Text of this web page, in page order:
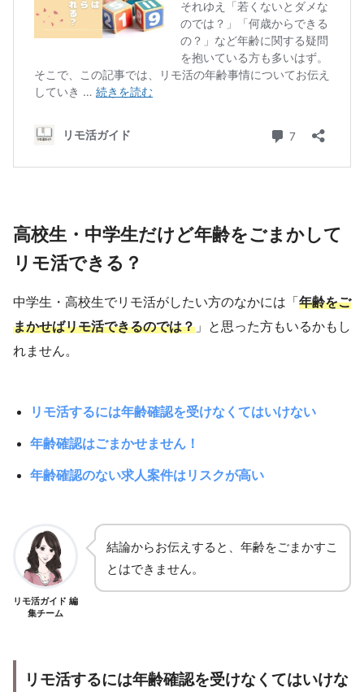
高校生・中学生だけど年齢をごまかして
リモ活できる？
中学生・高校生でリモ活がしたい方のなかには「 年齢をご
まかせばリモ活できるのでは？ 」と思った方もいるかもし
れません。
リモ活するには年齢確認を受けなくてはいけない
年齢確認はごまかせません！
年齢確認のない求人案件はリスクが高い
リモ活ガイド 編
集チーム
結論からお伝えすると、年齢をごまかすこ
とはできません。
リモ活するには年齢確認を受けなくてはいけな